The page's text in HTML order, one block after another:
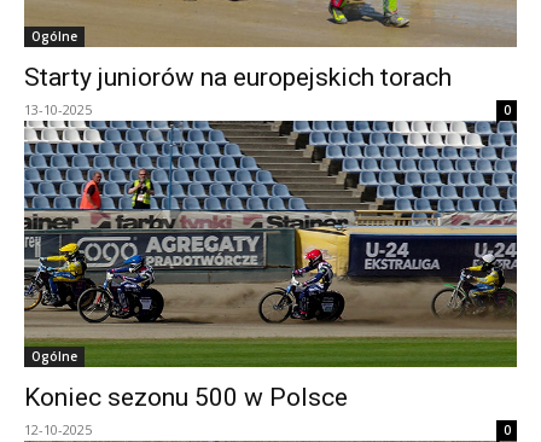
Ogólne
Starty juniorów na europejskich torach
13-10-2025 0
Ogólne
Koniec sezonu 500 w Polsce
12-10-2025 0